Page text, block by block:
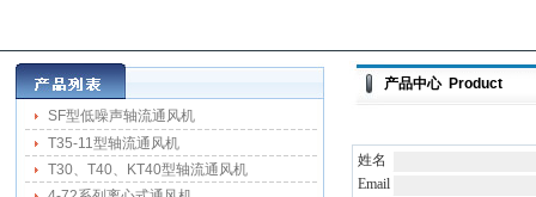
SF型低噪声轴流通风机
T35-11型轴流通风机
T30、T40、KT40型轴流通风机
产品中心 Product
姓名
Email